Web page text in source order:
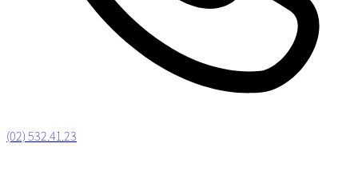
(02) 532.41.23